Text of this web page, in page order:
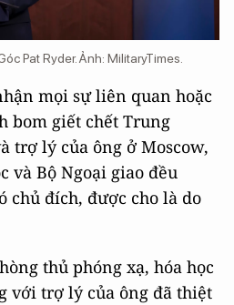
Pat Ryder. Ảnh: MilitaryTimes.
mọi sự liên quan hoặc
bom giết chết Trung
trợ lý của ông ở Moscow,
và Bộ Ngoại giao đều
chủ đích, được cho là do
thủ phóng xạ, hóa học
với trợ lý của ông đã thiệt